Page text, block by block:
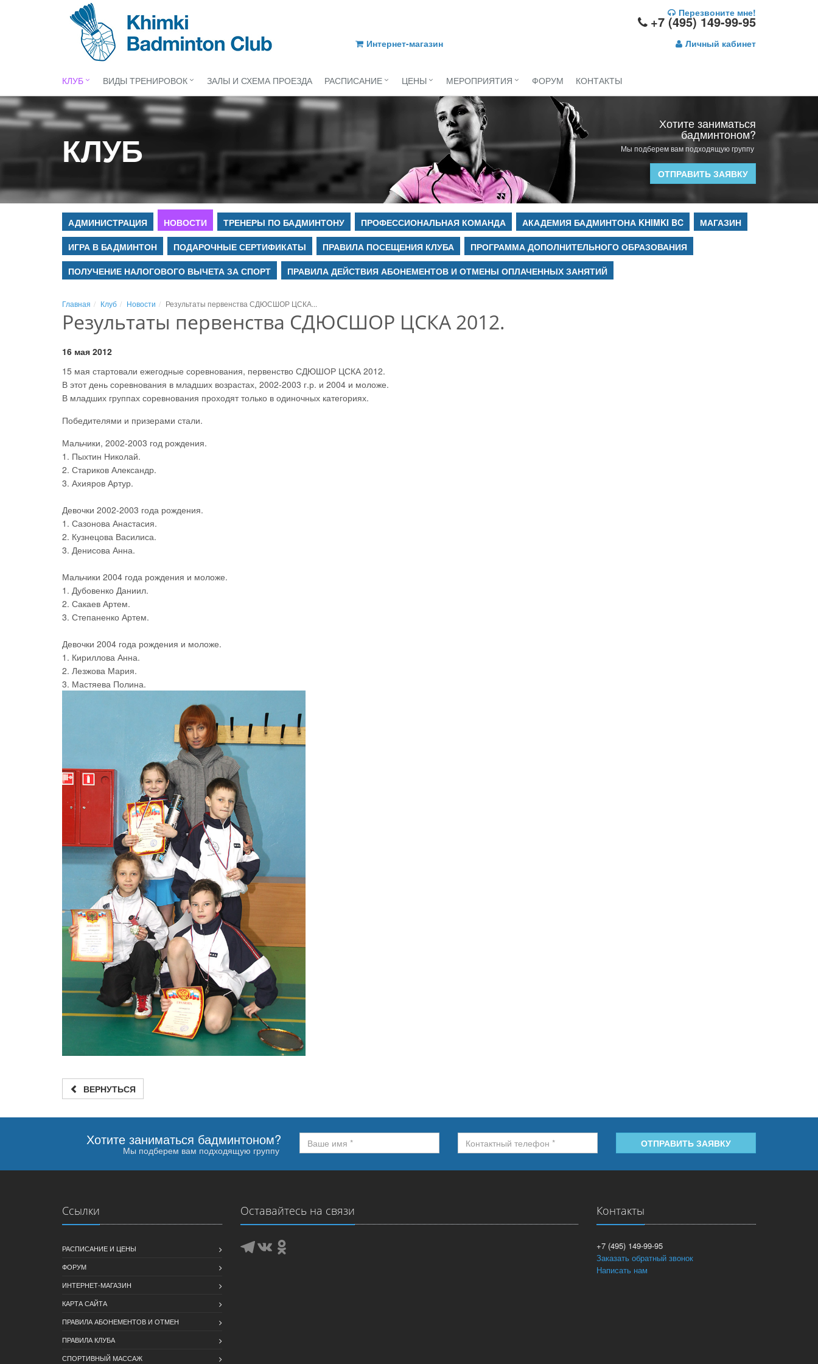
+7 (495) 149-99-95
Перезвоните мне!
Интернет-магазин Личный кабинет
КЛУБ ВИДЫ ТРЕНИРОВОК ЗАЛЫ И СХЕМА ПРОЕЗДА РАСПИСАНИЕ ЦЕНЫ МЕРОПРИЯТИЯ ФОРУМ КОНТАКТЫ
КЛУБ
Хотите заниматься
бадминтоном?
Мы подберем вам подходящую группу
ОТПРАВИТЬ ЗАЯВКУ
АДМИНИСТРАЦИЯ НОВОСТИ ТРЕНЕРЫ ПО БАДМИНТОНУ ПРОФЕССИОНАЛЬНАЯ КОМАНДА АКАДЕМИЯ БАДМИНТОНА KHIMKI BC
МАГАЗИН
ИГРА В БАДМИНТОН
ПОДАРОЧНЫЕ СЕРТИФИКАТЫ ПРАВИЛА ПОСЕЩЕНИЯ КЛУБА
ПРОГРАММА ДОПОЛНИТЕЛЬНОГО ОБРАЗОВАНИЯ
ПОЛУЧЕНИЕ НАЛОГОВОГО ВЫЧЕТА ЗА СПОРТ
ПРАВИЛА ДЕЙСТВИЯ АБОНЕМЕНТОВ И ОТМЕНЫ ОПЛАЧЕННЫХ ЗАНЯТИЙ
Главная Клуб Новости Результаты первенства СДЮСШОР ЦСКА...
Результаты первенства СДЮСШОР ЦСКА 2012.
16 мая 2012
15 мая стартовали ежегодные соревнования, первенство СДЮШОР ЦСКА 2012.
В этот день соревнования в младших возрастах, 2002-2003 г.р. и 2004 и моложе.
В младших группах соревнования проходят только в одиночных категориях.
Победителями и призерами стали.
Мальчики, 2002-2003 год рождения.
1. Пыхтин Николай.
2. Стариков Александр.
3. Ахияров Артур.
Девочки 2002-2003 года рождения.
1. Сазонова Анастасия.
2. Кузнецова Василиса.
3. Денисова Анна.
Мальчики 2004 года рождения и моложе.
1. Дубовенко Даниил.
2. Сакаев Артем.
3. Степаненко Артем.
Девочки 2004 года рождения и моложе.
1. Кириллова Анна.
2. Лезжова Мария.
3. Мастяева Полина.
ВЕРНУТЬСЯ
Хотите заниматься бадминтоном?
Мы подберем вам подходящую группу
ОТПРАВИТЬ ЗАЯВКУ
Ссылки
РАСПИСАНИЕ И ЦЕНЫ
ФОРУМ
ИНТЕРНЕТ-МАГАЗИН
КАРТА САЙТА
ПРАВИЛА АБОНЕМЕНТОВ И ОТМЕН
ПРАВИЛА КЛУБА
СПОРТИВНЫЙ МАССАЖ
Оставайтесь на связи Контакты
+7 (495) 149-99-95
Заказать обратный звонок
Написать нам